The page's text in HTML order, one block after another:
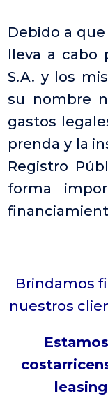
Debido a
lleva a cabo
S.A. y los
su nombre
gastos
prenda y la
Registro
forma
Brindamos
nuestros